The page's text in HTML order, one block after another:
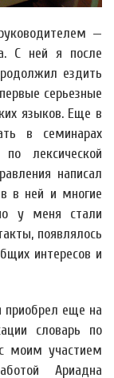
—
С ней я после
ездить
серьезные
языков. Еще в
в семинарах
лексической
написал
в ней и многие
у меня стали
появлялось
интересов и
приобрел еще на
словарь по
моим участием
Ариадна